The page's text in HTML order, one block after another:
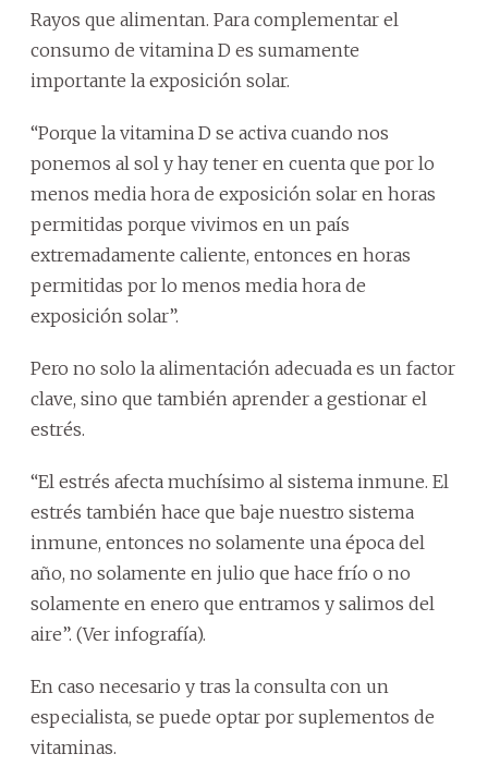
Rayos que alimentan. Para complementar el
consumo de vitamina D es sumamente
importante la exposición solar.
“Porque la vitamina D se activa cuando nos
ponemos al sol y hay tener en cuenta que por lo
menos media hora de exposición solar en horas
permitidas porque vivimos en un país
extremadamente caliente, entonces en horas
permitidas por lo menos media hora de
exposición solar”.
Pero no solo la alimentación adecuada es un factor
clave, sino que también aprender a gestionar el
estrés.
“El estrés afecta muchísimo al sistema inmune. El
estrés también hace que baje nuestro sistema
inmune, entonces no solamente una época del
año, no solamente en julio que hace frío o no
solamente en enero que entramos y salimos del
aire”. (Ver infografía).
En caso necesario y tras la consulta con un
especialista, se puede optar por suplementos de
vitaminas.